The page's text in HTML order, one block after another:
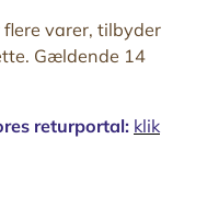
varer, tilbyder
Gældende 14
returportal: klik